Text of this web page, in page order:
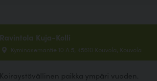
Ravintola Kuja-Kolli
Kyminasemantie 10 A 5, 45610 Kouvola, Kouvola
Koiraystävällinen paikka ympäri vuoden.